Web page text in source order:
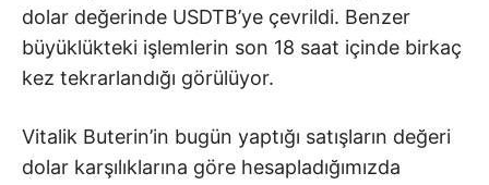
dolar değerinde USDTB’ye çevrildi. Benzer
büyüklükteki işlemlerin son 18 saat içinde birkaç
kez tekrarlandığı görülüyor.
Vitalik Buterin’in bugün yaptığı satışların değeri
dolar karşılıklarına göre hesapladığımızda